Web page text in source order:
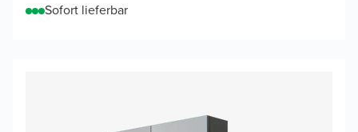
Sofort lieferbar